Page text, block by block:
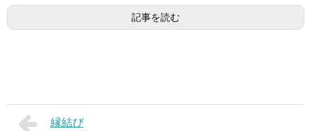
記事を読む
縁結び